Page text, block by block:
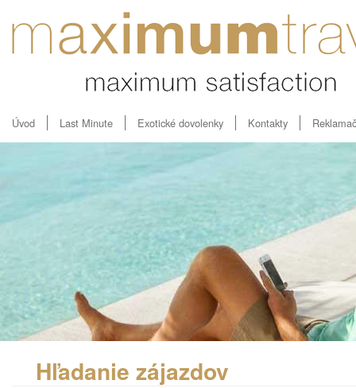
Úvod Last Minute Exotické dovolenky Kontakty
Hľadanie zájazdov